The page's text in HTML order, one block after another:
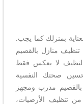
بمنزلك كما يجب.
منازل بالقصيم
لا يعكس فقط
صحتك النفسية
مدرب ومجهز
من تنظيف الأرضيات،